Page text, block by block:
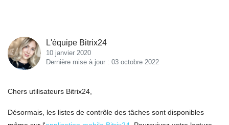
L'équipe Bitrix24
10 janvier 2020
Dernière mise à jour : 03 octobre 2022
Chers utilisateurs Bitrix24,
Désormais, les listes de contrôle des tâches sont disponibles